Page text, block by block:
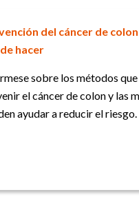
del cáncer de
hacer
sobre los métodos que
el cáncer de colon y las
ayudar a reducir el riesgo.